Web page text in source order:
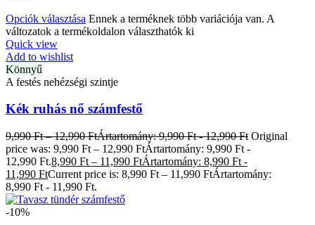
Opciók választása Ennek a terméknek több variációja van. A
változatok a termékoldalon választhatók ki
Quick view
Add to wishlist
Könnyű
A festés nehézségi szintje
Kék ruhás nő számfestő
9,990Ft – 12,990FtÁrtartomány: 9,990 Ft - 12,990 Ft Original
price was: 9,990 Ft – 12,990 FtÁrtartomány: 9,990 Ft -
12,990 Ft.8,990 Ft – 11,990 FtÁrtartomány: 8,990 Ft -
11,990 FtCurrent price is: 8,990 Ft – 11,990 FtÁrtartomány:
8,990 Ft - 11,990 Ft.
-10%